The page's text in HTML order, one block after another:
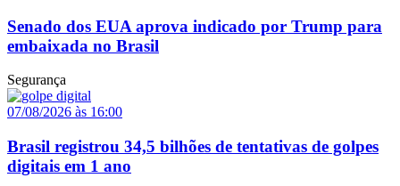
Senado dos EUA aprova indicado por Trump para
embaixada no Brasil
Segurança
07/08/2026 às 16:00
Brasil registrou 34,5 bilhões de tentativas de golpes
digitais em 1 ano